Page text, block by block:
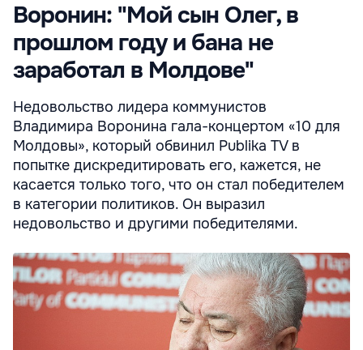
Воронин: "Мой сын Олег, в
прошлом году и бана не
заработал в Молдове"
Недовольство лидера коммунистов
Владимира Воронина гала-концертом «10 для
Молдовы», который обвинил Publika TV в
попытке дискредитировать его, кажется, не
касается только того, что он стал победителем
в категории политиков. Он выразил
недовольство и другими победителями.